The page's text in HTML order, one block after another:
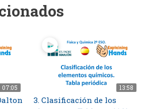
07:05 13:58
3. Clasificación de los